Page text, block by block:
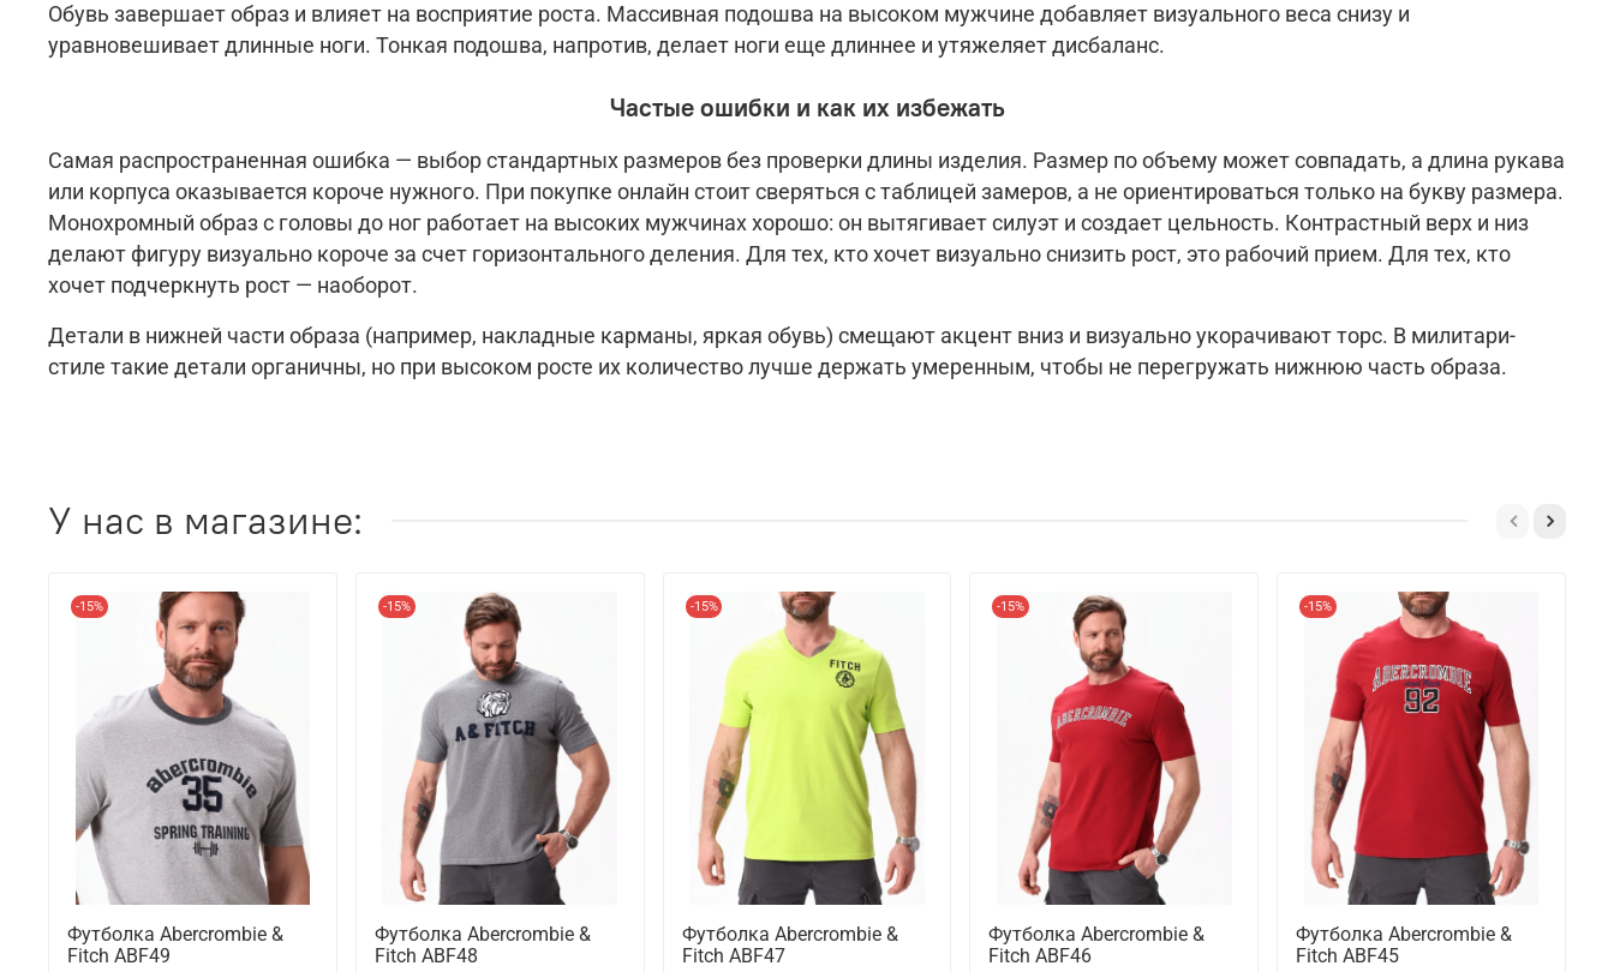
Обувь завершает образ и влияет на восприятие роста. Массивная подошва на высоком мужчине добавляет визуального веса снизу и
уравновешивает длинные ноги. Тонкая подошва, напротив, делает ноги еще длиннее и утяжеляет дисбаланс.
Частые ошибки и как их избежать
Самая распространенная ошибка — выбор стандартных размеров без проверки длины изделия. Размер по объему может совпадать, а длина рукава
или корпуса оказывается короче нужного. При покупке онлайн стоит сверяться с таблицей замеров, а не ориентироваться только на букву размера.
Монохромный образ с головы до ног работает на высоких мужчинах хорошо: он вытягивает силуэт и создает цельность. Контрастный верх и низ
делают фигуру визуально короче за счет горизонтального деления. Для тех, кто хочет визуально снизить рост, это рабочий прием. Для тех, кто
хочет подчеркнуть рост — наоборот.
Детали в нижней части образа (например, накладные карманы, яркая обувь) смещают акцент вниз и визуально укорачивают торс. В милитари-
стиле такие детали органичны, но при высоком росте их количество лучше держать умеренным, чтобы не перегружать нижнюю часть образа.
У нас в магазине:
-15%
Футболка Abercrombie &
Fitch ABF49
-15%
Футболка Abercrombie &
Fitch ABF48
-15%
Футболка Abercrombie &
Fitch ABF47
-15%
Футболка Abercrombie &
Fitch ABF46
-15%
Футболка Abercrombie &
Fitch ABF45